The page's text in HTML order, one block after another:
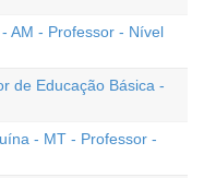
AM - Professor - Nível
de Educação Básica -
- MT - Professor -